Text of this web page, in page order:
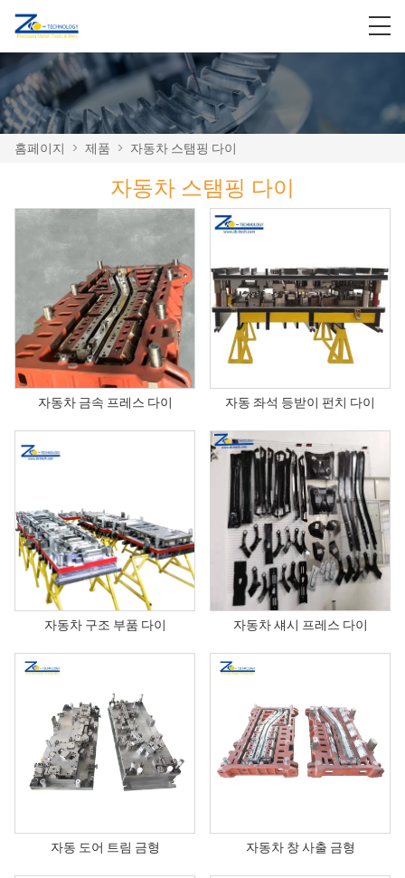
홈페이지 > 제품 > 자동차 스탬핑 다이
자동차 스탬핑 다이
자동차 금속 프레스 다이 자동 좌석 등받이 펀치 다이
자동차 구조 부품 다이 자동차 섀시 프레스 다이
자동 도어 트림 금형 자동차 창 사출 금형